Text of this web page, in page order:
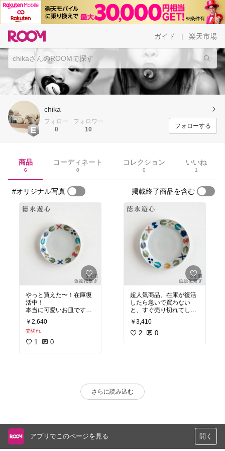
ガイド 楽天市場
chika
フォロー
0
フォロワー
10
フォローする
商品
6
コーディネート
0
コレクション
0
いいね
1
#オリジナル写真 掲載終了商品を含む
やっと買えた〜！在庫復
活中！
本当に可愛いお皿です。
在庫のあるうちに、ポチ
がオススメです！(*^_^*)
￥2,640
売切れ
1 0
超人気商品、在庫が復活
したら急いで買わない
と、すぐ売り切れてしま
います。長期欠品中なの
で、お気に入り登録か、
再入荷のお知らせの登録
￥3,410
2 0
さらに読み込む
アプリでこのページを見る 開く